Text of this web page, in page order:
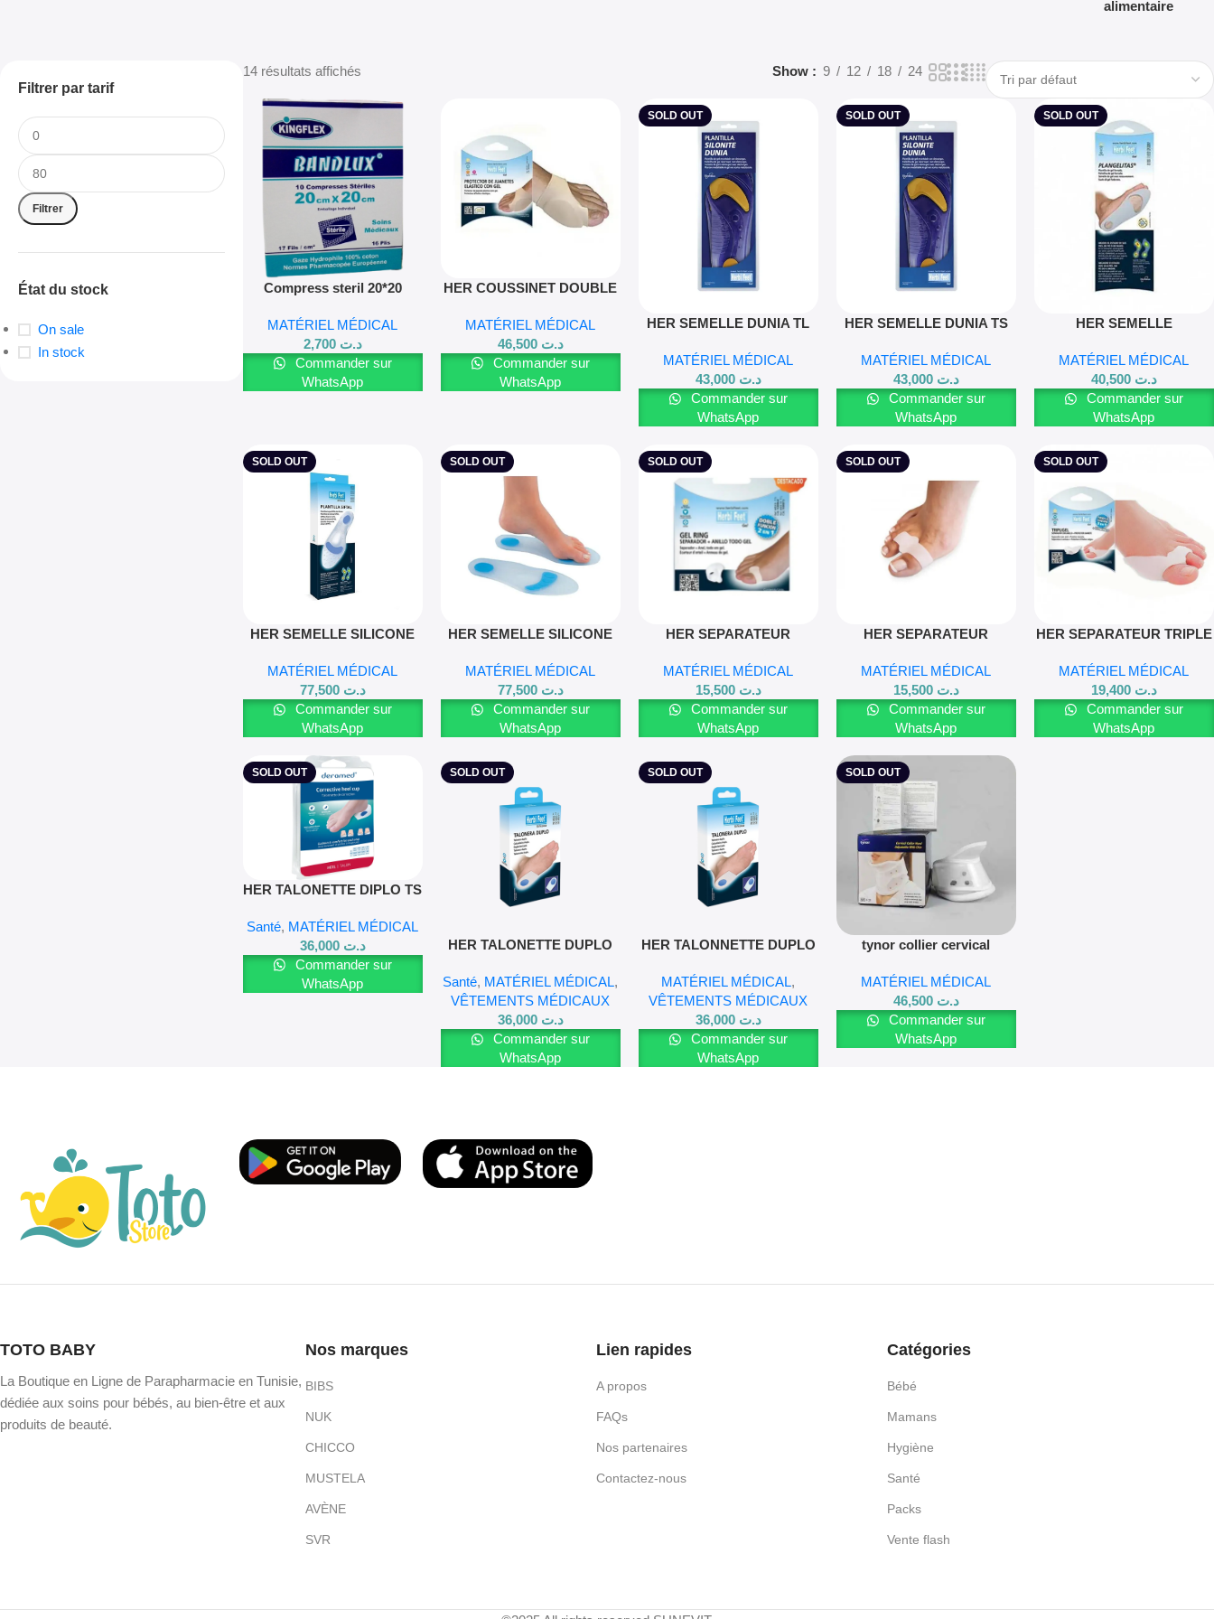
alimentaire
Filtrer par tarif
Filtrer
État du stock
On sale
In stock
14 résultats affichés Show 9 12 18 24
Compress steril 20*20
MATÉRIEL MÉDICAL
د.ت 2,700
Commander sur
WhatsApp
HER COUSSINET DOUBLE
MATÉRIEL MÉDICAL
د.ت 46,500
Commander sur
WhatsApp
SOLD OUT
Lire La Suite
HER SEMELLE DUNIA TL
MATÉRIEL MÉDICAL
د.ت 43,000
Commander sur
WhatsApp
SOLD OUT
Lire La Suite
HER SEMELLE DUNIA TS
MATÉRIEL MÉDICAL
د.ت 43,000
Commander sur
WhatsApp
SOLD OUT
Lire La SuiteHER SEMELLE
MATÉRIEL MÉDICAL
د.ت 40,500
Commander sur
WhatsApp
SOLD OUT
Lire La Suite
HER SEMELLE SILICONE
MATÉRIEL MÉDICAL
د.ت 77,500
Commander sur
WhatsApp
SOLD OUT
Lire La Suite
HER SEMELLE SILICONE
MATÉRIEL MÉDICAL
د.ت 77,500
Commander sur
WhatsApp
SOLD OUT
Lire La Suite
HER SEPARATEUR
MATÉRIEL MÉDICAL
د.ت 15,500
Commander sur
WhatsApp
SOLD OUT
Lire La Suite
HER SEPARATEUR
MATÉRIEL MÉDICAL
د.ت 15,500
Commander sur
WhatsApp
SOLD OUT
Lire La Suite
HER SEPARATEUR TRIPLE
MATÉRIEL MÉDICAL
د.ت 19,400
Commander sur
WhatsApp
SOLD OUT
Lire La Suite
HER TALONETTE DIPLO TS
Santé, MATÉRIEL MÉDICAL
د.ت 36,000
Commander sur
WhatsApp
SOLD OUT
Lire La Suite
HER TALONETTE DUPLO
Santé, MATÉRIEL MÉDICAL,
VÊTEMENTS MÉDICAUX
د.ت 36,000
Commander sur
WhatsApp
SOLD OUT
Lire La Suite
HER TALONNETTE DUPLO
MATÉRIEL MÉDICAL,
VÊTEMENTS MÉDICAUX
د.ت 36,000
Commander sur
WhatsApp
SOLD OUT
Lire La Suite
tynor collier cervical
MATÉRIEL MÉDICAL
د.ت 46,500
Commander sur
WhatsApp
TOTO BABY
La Boutique en Ligne de Parapharmacie en Tunisie,
dédiée aux soins pour bébés, au bien-être et aux
produits de beauté.
Nos marques
BIBS
NUK
CHICCO
MUSTELA
AVÈNE
SVR
Lien rapides
A propos
FAQs
Nos partenaires
Contactez-nous
Catégories
Bébé
Mamans
Hygiène
Santé
Packs
Vente flash